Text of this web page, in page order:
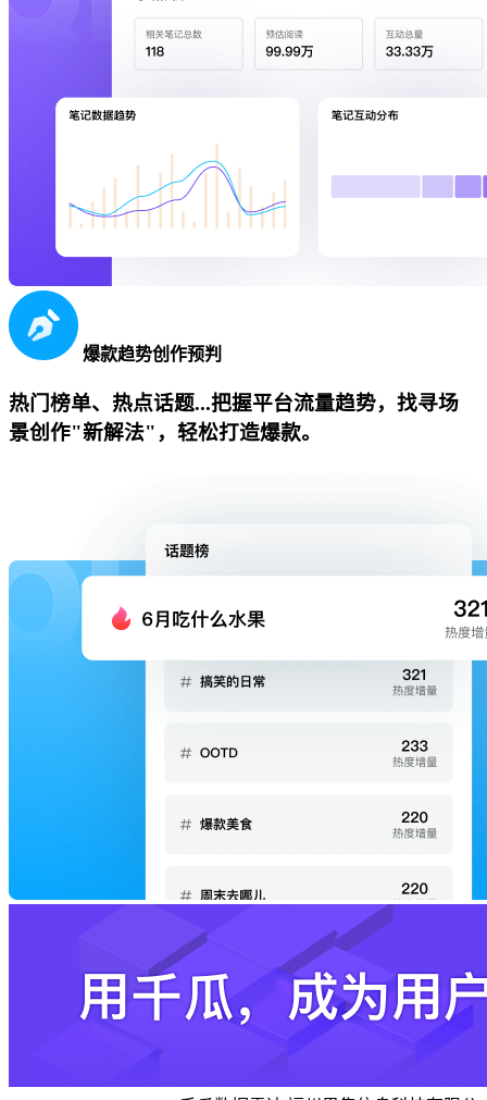
爆款趋势创作预判
热门榜单、热点话题...把握平台流量趋势，找寻场
景创作"新解法"，轻松打造爆款。